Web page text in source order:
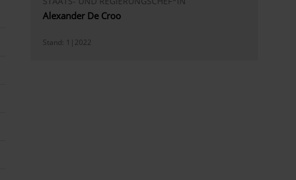
Alexander De Croo
Stand: 1|2022